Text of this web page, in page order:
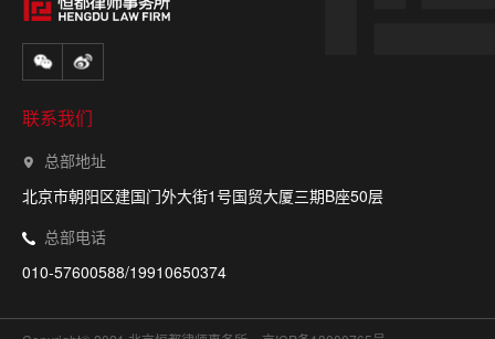
联系我们
总部地址
北京市朝阳区建国门外大街1号国贸大厦三期B座50层
总部电话
010-57600588/19910650374